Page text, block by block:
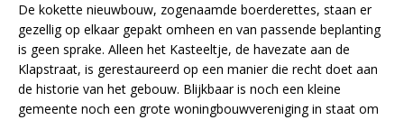
De kokette nieuwbouw, zogenaamde boerderettes, staan er
gezellig op elkaar gepakt omheen en van passende beplanting
is geen sprake. Alleen het Kasteeltje, de havezate aan de
Klapstraat, is gerestaureerd op een manier die recht doet aan
de historie van het gebouw. Blijkbaar is noch een kleine
gemeente noch een grote woningbouwvereniging in staat om